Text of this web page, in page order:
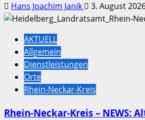
Hans Joachim Janik 3. August
AKTUELL
Allgemein
Dienstleistungen
Orte
Rhein-Neckar-Kreis
Rhein-Neckar-Kreis – NEWS: